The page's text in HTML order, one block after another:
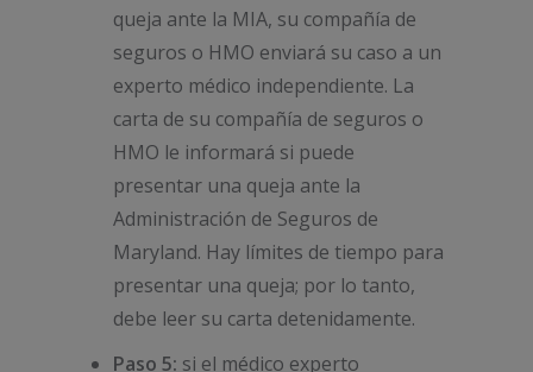
queja ante la MIA, su compañía de
seguros o HMO enviará su caso a un
experto médico independiente. La
carta de su compañía de seguros o
HMO le informará si puede
presentar una queja ante la
Administración de Seguros de
Maryland. Hay límites de tiempo para
presentar una queja; por lo tanto,
debe leer su carta detenidamente.
Paso 5: si el médico experto